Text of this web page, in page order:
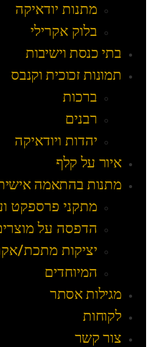
מתנות יודאיקה
בלוק אקרילי
בתי כנסת וישיבות
תמונות זכוכית וקנבס
ברכות
רבנים
יהדות ויודאיקה
איור על קלף
מתנות בהתאמה
מתקני פרספקט
הדפסה על
יציקות מתכת/
המיוחדים
מגילות אסתר
לקוחות
צור קשר